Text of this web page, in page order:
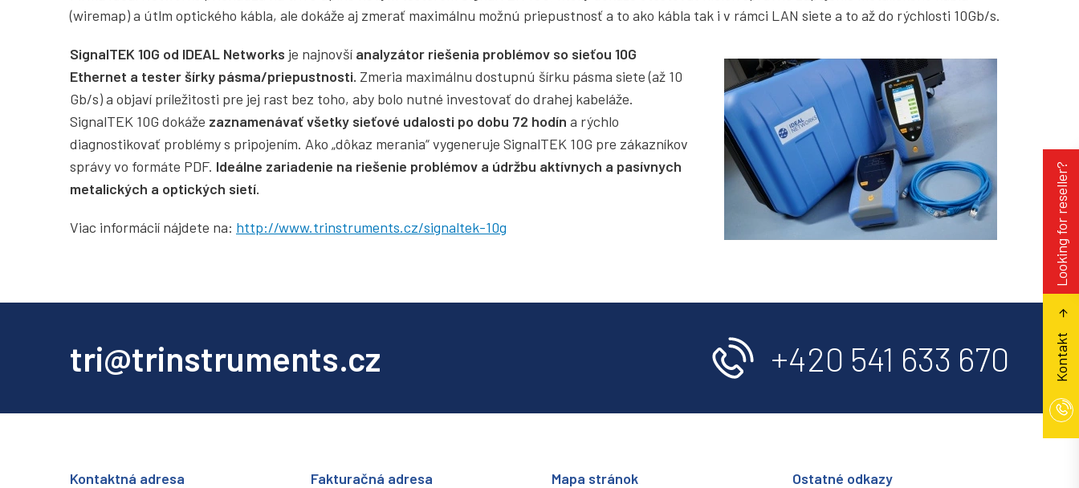
(wiremap) a útlm optického kábla, ale dokáže aj zmerať maximálnu možnú priepustnosť a to ako kábla tak i v rámci LAN siete a to až do rýchlosti 10Gb/s.
SignalTEK 10G od IDEAL Networks je najnovší analyzátor riešenia problémov so sieťou 10G
Ethernet a tester šírky pásma/priepustnosti. Zmeria maximálnu dostupnú šírku pásma siete (až 10
Gb/s) a objaví príležitosti pre jej rast bez toho, aby bolo nutné investovať do drahej kabeláže.
SignalTEK 10G dokáže zaznamenávať všetky sieťové udalosti po dobu 72 hodín a rýchlo
diagnostikovať problémy s pripojením. Ako „dôkaz merania“ vygeneruje SignalTEK 10G pre zákazníkov
správy vo formáte PDF. Ideálne zariadenie na riešenie problémov a údržbu aktívnych a pasívnych
metalických a optických sietí.
Viac informácií nájdete na: http://www.trinstruments.cz/signaltek-10g
tri@trinstruments.cz +420 541 633 670
Kontaktná adresa Fakturačná adresa Mapa stránok Ostatné odkazy
Kontakt
Looking for reseller?